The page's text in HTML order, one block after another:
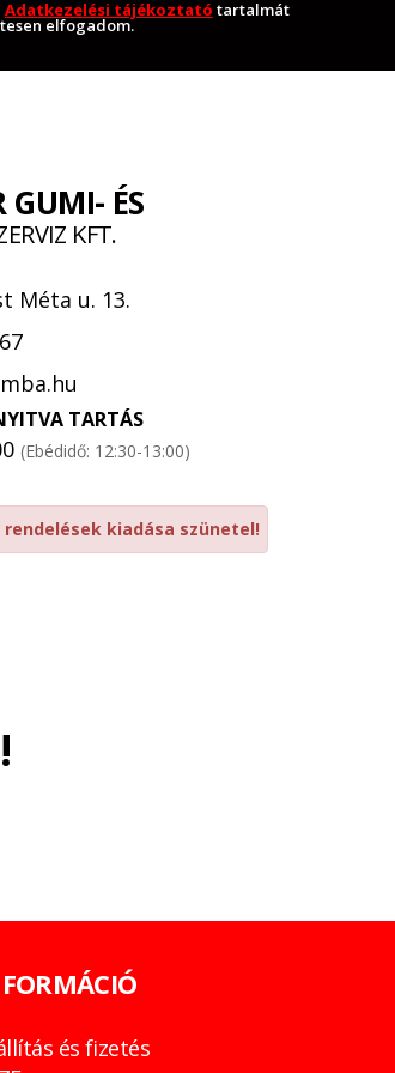
Adatkezelési tájékoztató tartalmát
elfogadom.
GUMI- ÉS
KFT.
Méta u. 13.
TARTÁS
(Ebédidő: 12:30-13:00)
kiadása szünetel!
és fizetés